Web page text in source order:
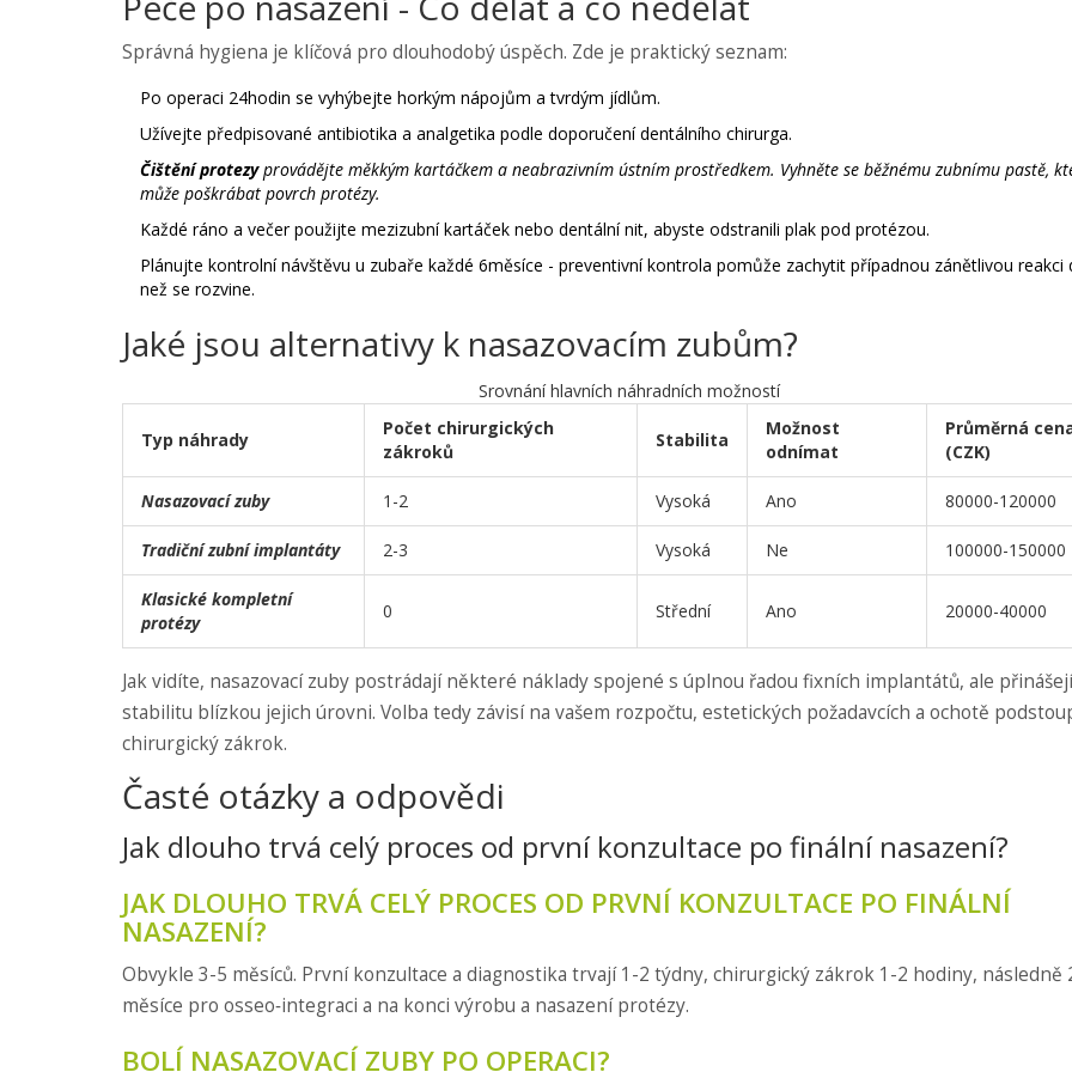
Správná hygiena je klíčová pro dlouhodobý úspěch. Zde je praktický seznam:
Po operaci 24hodin se vyhýbejte horkým nápojům a tvrdým jídlům.
Užívejte předpisované antibiotika a analgetika podle doporučení dentálního chirurga.
Čištění protezyprovádějte měkkým kartáčkem a neabrazivním ústním prostředkem. Vyhněte se běžnému zubnímu pastě,
může poškrábat povrch protézy.
Každé ráno a večer použijte mezizubní kartáček nebo dentální nit, abyste odstranili plak pod protézou.
Plánujte kontrolní návštěvu u zubaře každé 6měsíce - preventivní kontrola pomůže zachytit případnou zánětlivou reakci
než se rozvine.
Jaké jsou alternativy k nasazovacím zubům?
Srovnání hlavních náhradních možností
Typ náhrady
Počet chirurgických
zákroků
Stabilita
Možnost
odnímat
Průměrná
(CZK)
Nasazovací zuby 1-2 Vysoká Ano 80000-120000
Tradiční zubní implantáty 2-3 Vysoká Ne 100000-150000
Klasické kompletní
protézy
0 Střední Ano 20000-40000
Jak vidíte, nasazovací zuby postrádají některé náklady spojené s úplnou řadou fixních implantátů, ale přinášejí
stabilitu blízkou jejich úrovni. Volba tedy závisí na vašem rozpočtu, estetických požadavcích a ochotě
chirurgický zákrok.
Časté otázky a odpovědi
Jak dlouho trvá celý proces od první konzultace po finální nasazení?
JAK DLOUHO TRVÁ CELÝ PROCES OD PRVNÍ KONZULTACE PO FINÁLNÍ
NASAZENÍ?
Obvykle 3-5 měsíců. První konzultace a diagnostika trvají 1-2 týdny, chirurgický zákrok 1-2 hodiny, následně
měsíce pro osseo‑integraci a na konci výrobu a nasazení protézy.
BOLÍ NASAZOVACÍ ZUBY PO OPERACI?